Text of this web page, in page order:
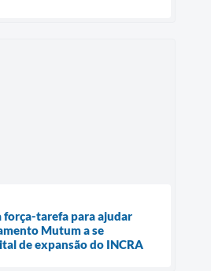
tarefa para ajudar
Mutum a se
de expansão do INCRA